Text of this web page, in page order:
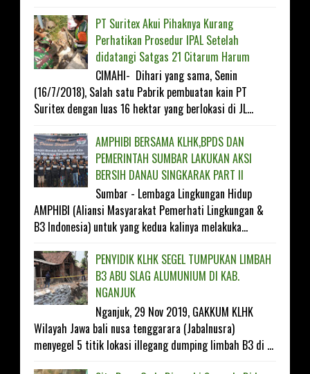
PT Suritex Akui Pihaknya Kurang
Perhatikan Prosedur IPAL Setelah
didatangi Satgas 21 Citarum Harum
CIMAHI- Dihari yang sama, Senin
(16/7/2018), Salah satu Pabrik pembuatan kain PT
Suritex dengan luas 16 hektar yang berlokasi di JL...
AMPHIBI BERSAMA KLHK,BPDS DAN
PEMERINTAH SUMBAR LAKUKAN AKSI
BERSIH DANAU SINGKARAK PART II
Sumbar - Lembaga Lingkungan Hidup
AMPHIBI (Aliansi Masyarakat Pemerhati Lingkungan &
B3 Indonesia) untuk yang kedua kalinya melakuka...
PENYIDIK KLHK SEGEL TUMPUKAN LIMBAH
B3 ABU SLAG ALUMUNIUM DI KAB.
NGANJUK
Nganjuk, 29 Nov 2019, GAKKUM KLHK
Wilayah Jawa bali nusa tenggarara (Jabalnusra)
menyegel 5 titik lokasi illegang dumping limbah B3 di ...